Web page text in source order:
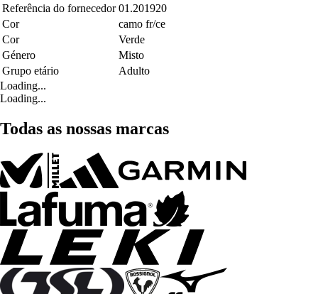
Referência do fornecedor 01.201920
Cor
camo fr/ce
Cor
Verde
Género
Misto
Grupo etário
Adulto
Loading...
Loading...
Todas as nossas marcas